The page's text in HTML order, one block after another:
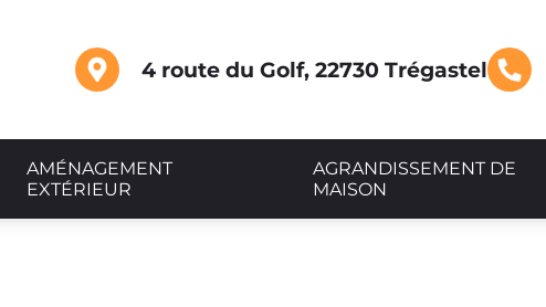
4 route du Golf, 22730 Trégastel
AMÉNAGEMENT
EXTÉRIEUR
AGRANDISSEMENT DE
MAISON